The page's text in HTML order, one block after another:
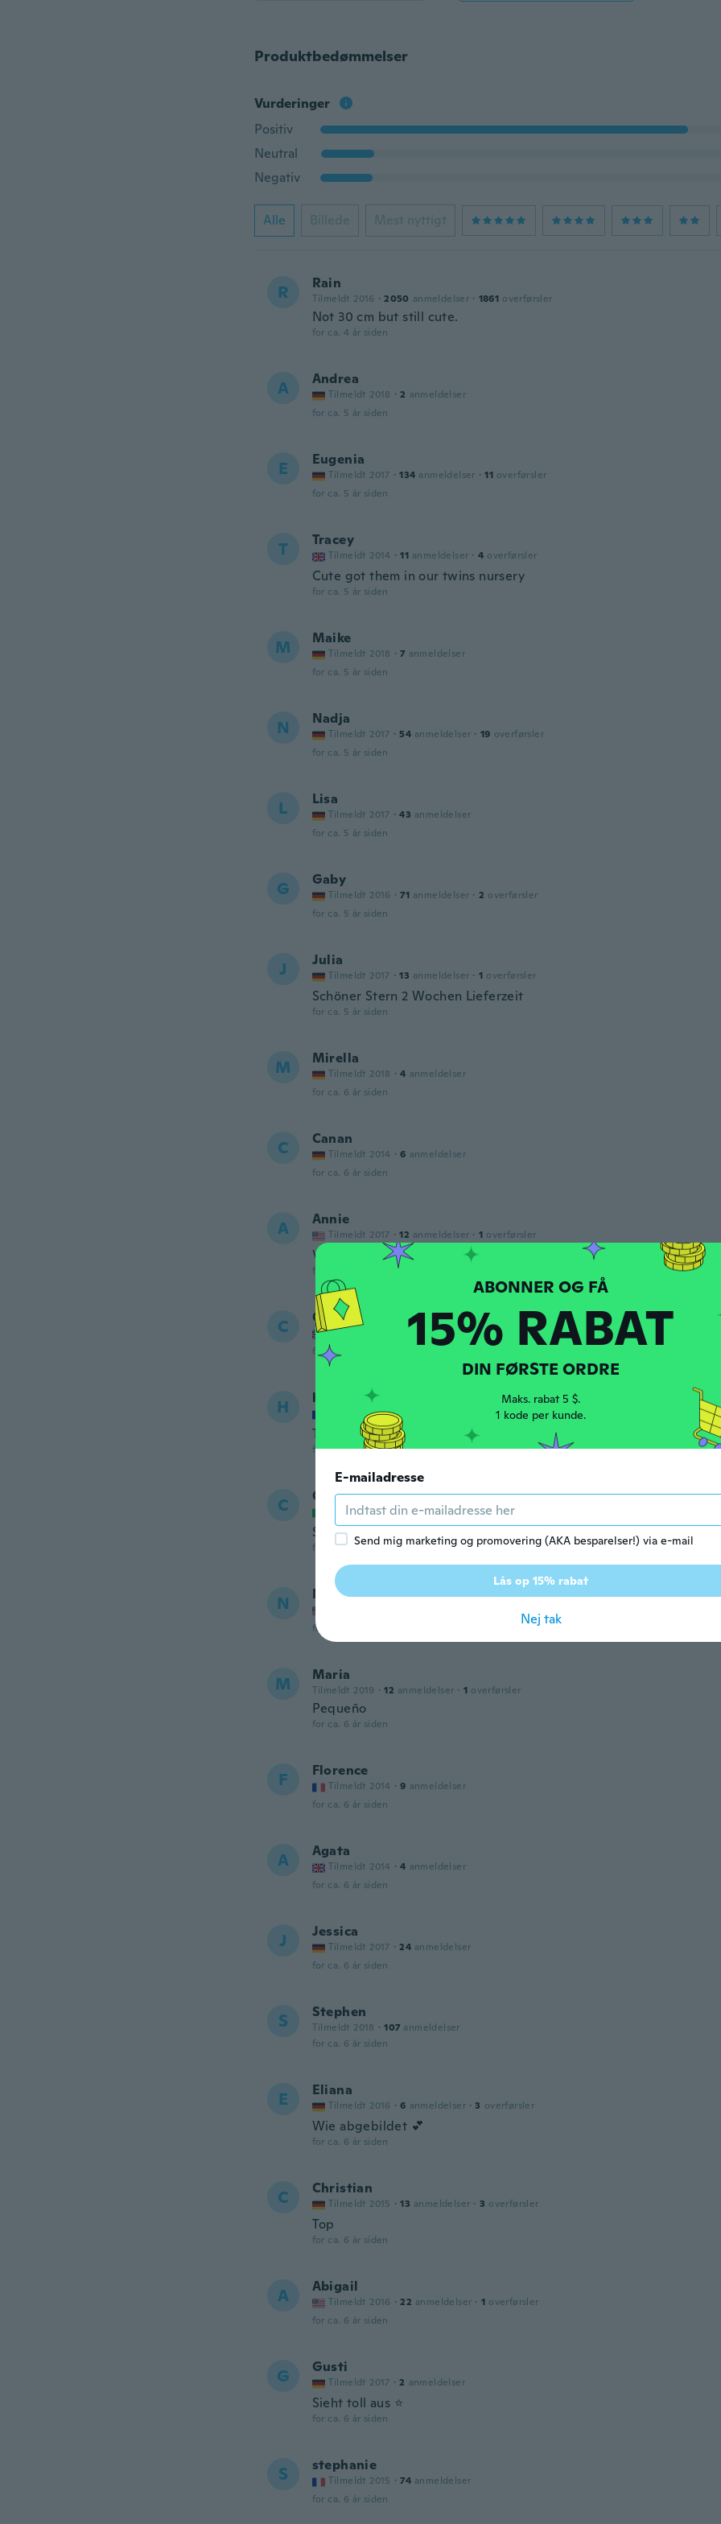
Produktbedømmelser
Vurderinger
Positiv
Neutral
Negativ
Alle Billede Mest nyttigt
R Rain
Tilmeldt 2016 · 2050 anmeldelser · 1861 overførsler
Not 30 cm but still cute.
for ca. 4 år siden
A Andrea
Tilmeldt 2018 · 2 anmeldelser
for ca. 5 år siden
E Eugenia
Tilmeldt 2017 · 134 anmeldelser · 11 overførsler
for ca. 5 år siden
T Tracey
Tilmeldt 2014 · 11 anmeldelser · 4 overførsler
Cute got them in our twins nursery
for ca. 5 år siden
M Maike
Tilmeldt 2018 · 7 anmeldelser
for ca. 5 år siden
N Nadja
Tilmeldt 2017 · 54 anmeldelser · 19 overførsler
for ca. 5 år siden
L Lisa
Tilmeldt 2017 · 43 anmeldelser
for ca. 5 år siden
G Gaby
Tilmeldt 2016 · 71 anmeldelser · 2 overførsler
for ca. 5 år siden
J Julia
Tilmeldt 2017 · 13 anmeldelser · 1 overførsler
Schöner Stern 2 Wochen Lieferzeit
for ca. 5 år siden
M Mirella
Tilmeldt 2018 · 4 anmeldelser
for ca. 6 år siden
C Canan
Tilmeldt 2014 · 6 anmeldelser
for ca. 6 år siden
A Annie
Tilmeldt 2017 · 12 anmeldelser · 1 overførsler
Very cute!
for ca. 6 år siden
C Charlotte
Tilmeldt 2015
anmeldelser
for ca. 6 år siden
H herlet
Tilmeldt 2017 · 1
Très simple à mettre en place Joli couleur
for ca. 6 år siden
C Clara
Tilmeldt 2015 · 3 anmeldelser · 1 overførsler
Slot smaller than I expected , but very sturdy construction and
for ca. 6 år siden
N Norelle
for ca. 6 år siden
M Maria
Tilmeldt 2019 · 12 anmeldelser · 1 overførsler
Pequeño
for ca. 6 år siden
F Florence
Tilmeldt 2014 · 9 anmeldelser
for ca. 6 år siden
A Agata
Tilmeldt 2014 · 4 anmeldelser
for ca. 6 år siden
J Jessica
Tilmeldt 2017 · 24 anmeldelser
for ca. 6 år siden
S Stephen
Tilmeldt 2018 · 107 anmeldelser
for ca. 6 år siden
E Eliana
Tilmeldt 2016 · 6 anmeldelser · 3 overførsler
Wie abgebildet 💕
for ca. 6 år siden
C Christian
Tilmeldt 2015 · 13 anmeldelser · 3 overførsler
Top
for ca. 6 år siden
A Abigail
Tilmeldt 2016 · 22 anmeldelser · 1 overførsler
for ca. 6 år siden
G Gusti
Tilmeldt 2017 · 2 anmeldelser
Sieht toll aus ⭐️
for ca. 6 år siden
S stephanie
Tilmeldt 2015 · 74 anmeldelser
for ca. 6 år siden
15% RABAT
DIN FØRSTE ORDRE
Maks. rabat 5 $.
1 kode per kunde.
E-mailadresse
Send mig marketing og promovering (AKA besparelser!) via e-mail
Lås op 15% rabat
Nej tak